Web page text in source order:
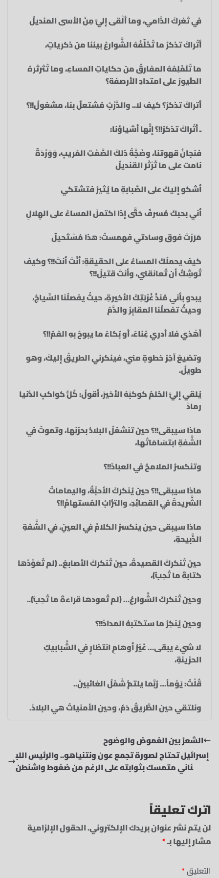
في ثغركَ الدَّامي، وما‏ ألْقى إليَّ مِنَ الأسى المنديلُ‏
أتُراكَ تذكرُ ما تُخَلِّفُهُ الشَّوارعُ بيننا‏ من ذكرياتٍ،
ما تُلَمْلِمُهُ المفارقُ‏ من حكاياتِ المساءِ،‏ وما تُثرثرهُ
الطُّيورُ على امتدادِ الأرصفة‍‍؟‏
أتراكَ تذكرُ‍‍؟ كيف لا‏.. والدَّرْبُ مُشتعلٌ بنا، مشغولُ!!؟‏
ـ أتُراكَ تذكرُ!!؟‏ إنَّها أشياؤنا:
فنجانُ قهوتنا،‏ وضَجَّةُ ذلكَ الصَّمْتِ المُريبِ، وَوَرْدَةٌ‏
نامت على ما ثَرْثَرَ القنديلُ‏
أشكو إليكَ على الصَّبابةِ ما يُثيرُ فتشتكي‏
أني بحبكَ مُسرفٌ حَتَّى إذا اكتملَ المساءُ على الهِلالِ‏
مَرَرْتَ فوق وسادتي‏ فهمستُ: هذا مُسْتَحيلٌ‏
كيف يحملُكَ المساءُ على الحقيقةِ:‏ أنْتَ أنتَ!!؟ وكيف
تُوشِكُ‏ أن تُعانقني، وأنتَ قتيلُ!!؟‏
يبدو بأني مُنذُ غُرْبَتِكَ الأخيرةِ،‏ حيثُ يفصلُنا السِّياجُ،
وحيثُ تفصلُنا المقابِرُ والدَّمُ‏
أهْذي فلا أدري غِناءً، أو بُكاءً ما يبوحُ بهِ الفمُ!!؟‏
وتضيعُ آخِرُ خطوةٍ مني، فينكرني الطريقُ إليكَ، وهو
طويلُ.‏
يُلقي إليَّ الحُلمُ كوكبَهُ الأخيرَ، أقولُ:‏ كُلُّ كواكبِ الدُّنيا
رمادْ‏
ماذا سيبقى!!؟‏ حين تنشغلُ البلادُ بحزنِها،‏ وتموتُ في
الشَّفةِ ابتسَامَاتُها،‏
وتنكسرُ الملامحُ في العبادْ!!؟‏
ماذا سيبقى!!؟‏ حين يُنكركَ الأحبَّةُ،‏ واليماماتُ
الشَّريدةُ في القصائِدِ،‏ والتُّرابُ المُستهامْ!!؟‏
ماذا سيبقى حين ينكسرُ الكلامْ‏ في العينِ، في الشَّفةِ
الذَّبيحةِ،‏
حين تُنكركَ القصيدةُ،‏ حين تُنكركَ الأصابعُ..‏ (لم تُعَوِّدْها
كتابةَ ما تُحِبُّ)،‏
وحين تُنكركَ الشَّوارعُ… (لم تُعودها قراءةَ ما تُحِبُّ)..‏
وحين يُنكِرُ ما ستكتبهُ المدادْ!!؟‏
لا شيءَ يبقى…‏ غَيْرُ أوهامِ انتظارٍ‏ في الشَّبابيكِ
الحزينةِ،‏
قُلْتُ: يَوْماُ… رُبَّما‏ يلتمُّ شَمْلُ الغائبينَ..
ونلتقي‏ حين الطَّريقُ دَمٌ،‏ وحين الأمنياتُ هي البلادْ.‏
الشعرُ بين الغموض والوضوح
إسرائيل تحتاج لصورة تجمع عون ونتنياهو.. والرئيس اللب
ناني متمسك بثوابته على الرغم من ضغوط واشنطن
اترك تعليقاً
لن يتم نشر عنوان بريدك الإلكتروني.الحقول الإلزامية
مشار إليها بـ*
التعليق*